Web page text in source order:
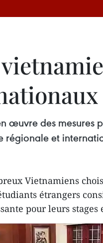
œuvre des
régionale et
Vietnamiens
étrangers
pour leurs stages